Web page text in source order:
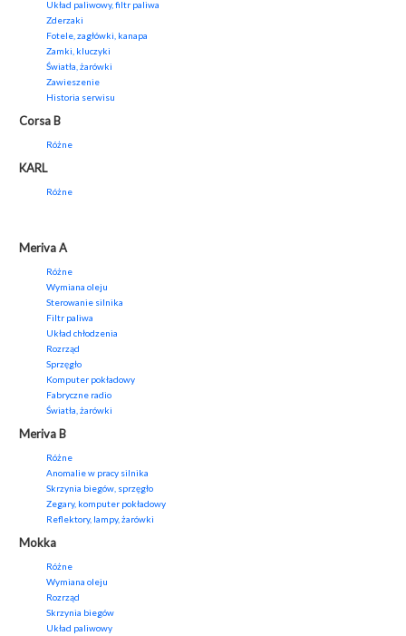
Układ paliwowy, filtr paliwa
Zderzaki
Fotele, zagłówki, kanapa
Zamki, kluczyki
Światła, żarówki
Zawieszenie
Historia serwisu
Corsa B
Różne
KARL
Różne
Meriva A
Różne
Wymiana oleju
Sterowanie silnika
Filtr paliwa
Układ chłodzenia
Rozrząd
Sprzęgło
Komputer pokładowy
Fabryczne radio
Światła, żarówki
Meriva B
Różne
Anomalie w pracy silnika
Skrzynia biegów, sprzęgło
Zegary, komputer pokładowy
Reflektory, lampy, żarówki
Mokka
Różne
Wymiana oleju
Rozrząd
Skrzynia biegów
Układ paliwowy